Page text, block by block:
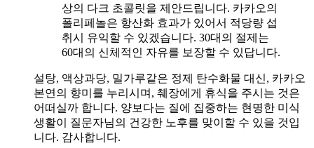
상의 다크 초콜릿을 제안드립니다. 카카오의
폴리페놀은 항산화 효과가 있어서 적당량 섭
취시 유익할 수 있겠습니다. 30대의 절제는
60대의 신체적인 자유를 보장할 수 있답니다.
설탕, 액상과당, 밀가루같은 정제 탄수화물 대신, 카카오
본연의 향미를 누리시며, 췌장에게 휴식을 주시는 것은
어떠실까 합니다. 양보다는 질에 집중하는 현명한 미식
생활이 질문자님의 건강한 노후를 맞이할 수 있을 것입
니다. 감사합니다.